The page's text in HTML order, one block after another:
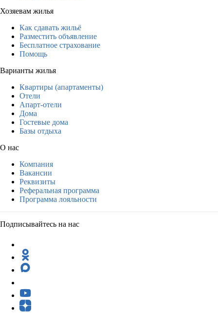
Хозяевам жилья
Как сдавать жильё
Разместить объявление
Бесплатное страхование
Помощь
Варианты жилья
Квартиры (апартаменты)
Отели
Апарт-отели
Дома
Гостевые дома
Базы отдыха
О нас
Компания
Вакансии
Реквизиты
Реферальная программа
Программа лояльности
Подписывайтесь на нас